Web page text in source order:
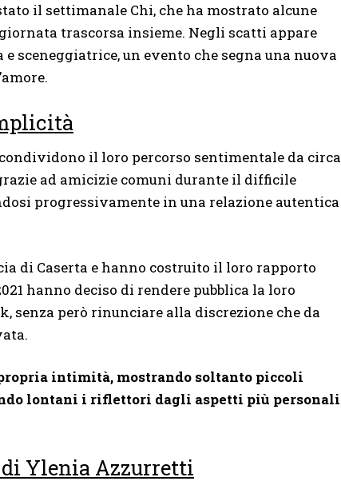
il settimanale Chi, che ha mostrato alcune
trascorsa insieme. Negli scatti appare
sceneggiatrice, un evento che segna una nuova
condividono il loro percorso sentimentale da circa
ad amicizie comuni durante il difficile
progressivamente in una relazione autentica
di Caserta e hanno costruito il loro rapporto
hanno deciso di rendere pubblica la loro
senza però rinunciare alla discrezione che da
intimità, mostrando soltanto piccoli
lontani i riflettori dagli aspetti più personali
Ylenia Azzurretti